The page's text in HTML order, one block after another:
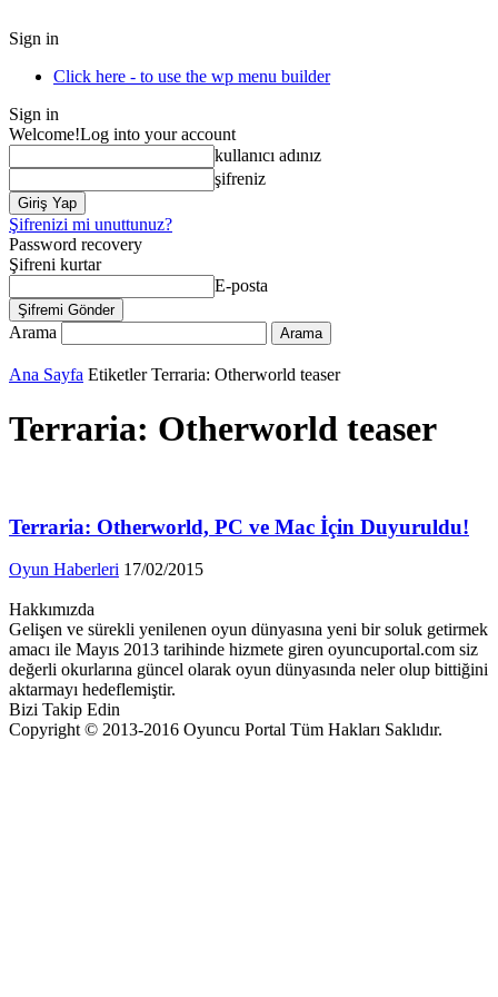
Sign in
Click here - to use the wp menu builder
Sign in
Welcome!Log into your account
kullanıcı adınız
şifreniz
Şifrenizi mi unuttunuz?
Password recovery
Şifreni kurtar
E-posta
Arama
Ana Sayfa Etiketler Terraria: Otherworld teaser
Terraria: Otherworld teaser
Terraria: Otherworld, PC ve Mac İçin Duyuruldu!
Oyun Haberleri 17/02/2015
Hakkımızda
Gelişen ve sürekli yenilenen oyun dünyasına yeni bir soluk getirmek
amacı ile Mayıs 2013 tarihinde hizmete giren oyuncuportal.com siz
değerli okurlarına güncel olarak oyun dünyasında neler olup bittiğini
aktarmayı hedeflemiştir.
Bizi Takip Edin
Copyright © 2013-2016 Oyuncu Portal Tüm Hakları Saklıdır.